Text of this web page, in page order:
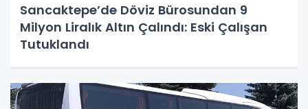
Sancaktepe’de Döviz Bürosundan 9
Milyon Liralık Altın Çalındı: Eski Çalışan
Tutuklandı